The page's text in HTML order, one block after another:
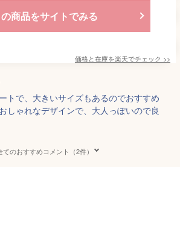
商品をサイトでみる
価格と在庫を楽天でチェック >>
トで、大きいサイズもあるのでおすすめ
しゃれなデザインで、大人っぽいので良
てのおすすめコメント（2件）